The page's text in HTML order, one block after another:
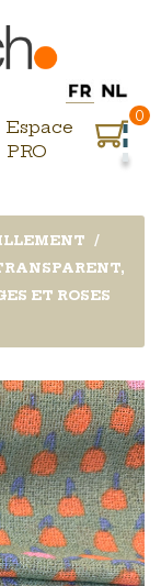
Espace
PRO
0
ET ROSES